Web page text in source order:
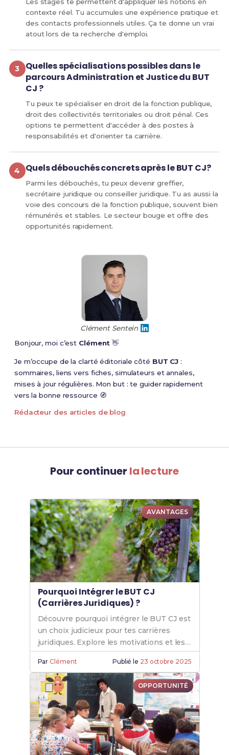
Les stages te permettent d'appliquer les notions en
contexte réel. Tu accumules une expérience pratique et
des contacts professionnels utiles. Ça te donne un vrai
atout lors de ta recherche d'emploi.
Quelles spécialisations possibles dans le
parcours Administration et Justice du BUT
CJ ?
Tu peux te spécialiser en droit de la fonction publique,
droit des collectivités territoriales ou droit pénal. Ces
options te permettent d'accéder à des postes à
responsabilités et d'orienter ta carrière.
Quels débouchés concrets après le BUT CJ?
Parmi les débouchés, tu peux devenir greffier,
secrétaire juridique ou conseiller juridique. Tu as aussi la
voie des concours de la fonction publique, souvent bien
rémunérés et stables. Le secteur bouge et offre des
opportunités rapidement.
Clément Sentein
Bonjour, moi c’est Clément 👋
Je m’occupe de la clarté éditoriale côté BUT CJ :
sommaires, liens vers fiches, simulateurs et annales,
mises à jour régulières. Mon but : te guider rapidement
vers la bonne ressource 🧭
Rédacteur des articles de blog
Pour continuer la lecture
AVANTAGES
Pourquoi Intégrer le BUT CJ
(Carrières Juridiques) ?
Découvre pourquoi intégrer le BUT CJ est
un choix judicieux pour tes carrières
juridiques. Explore les motivations et les
avantages de cette formation.
ParClément Publié le 23 octobre 2025
OPPORTUNITÉ